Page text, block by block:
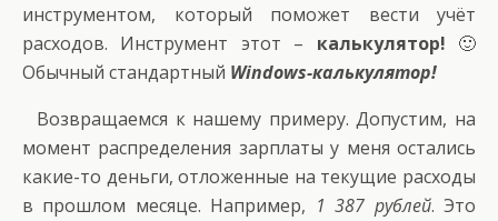
инструментом, который поможет вести учёт
расходов. Инструмент этот – калькулятор! 🙂
Обычный стандартный Windows-калькулятор!
Возвращаемся к нашему примеру. Допустим, на
момент распределения зарплаты у меня остались
какие-то деньги, отложенные на текущие расходы
в прошлом месяце. Например, 1 387 рублей. Это